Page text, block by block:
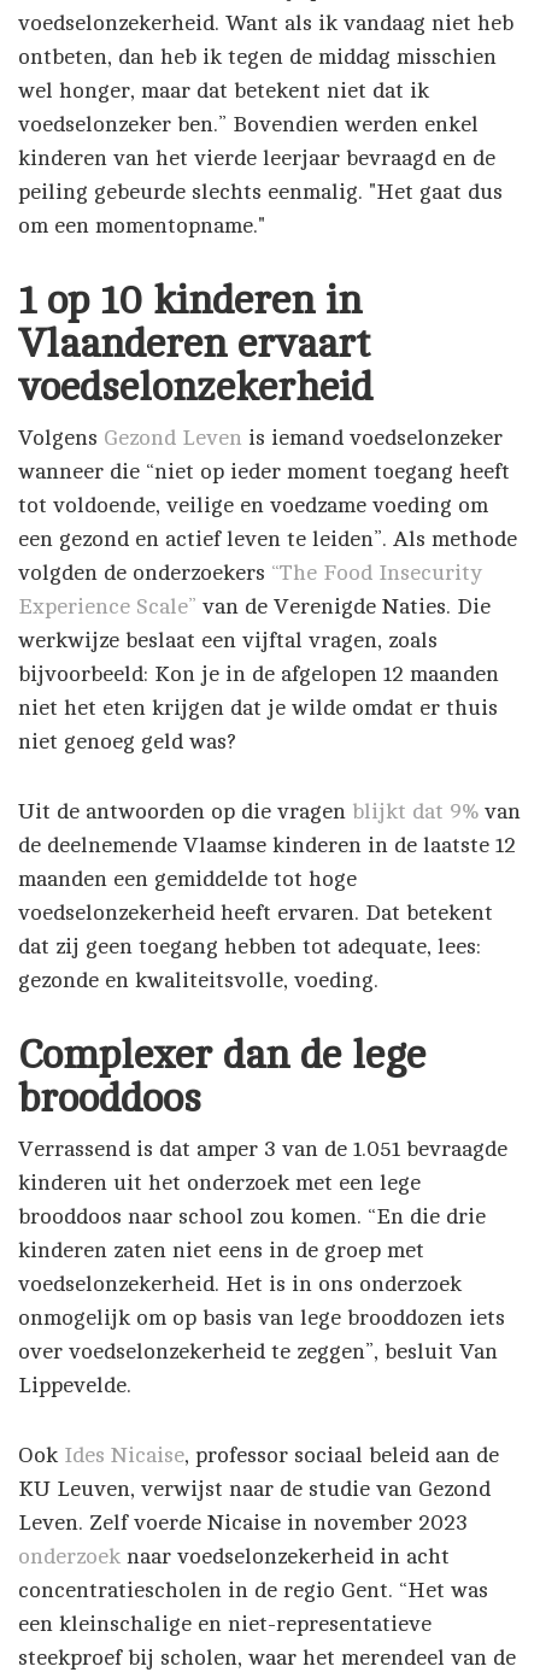
voedselonzekerheid. Want als ik vandaag niet heb
ontbeten, dan heb ik tegen de middag misschien
wel honger, maar dat betekent niet dat ik
voedselonzeker ben.” Bovendien werden enkel
kinderen van het vierde leerjaar bevraagd en de
peiling gebeurde slechts eenmalig. "Het gaat dus
om een momentopname."
1 op 10 kinderen in
Vlaanderen ervaart
voedselonzekerheid
Volgens Gezond Leven is iemand voedselonzeker
wanneer die “niet op ieder moment toegang heeft
tot voldoende, veilige en voedzame voeding om
een gezond en actief leven te leiden”. Als methode
volgden de onderzoekers “The Food Insecurity
Experience Scale” van de Verenigde Naties. Die
werkwijze beslaat een vijftal vragen, zoals
bijvoorbeeld: Kon je in de afgelopen 12 maanden
niet het eten krijgen dat je wilde omdat er thuis
niet genoeg geld was?
Uit de antwoorden op die vragen blijkt dat 9% van
de deelnemende Vlaamse kinderen in de laatste 12
maanden een gemiddelde tot hoge
voedselonzekerheid heeft ervaren. Dat betekent
dat zij geen toegang hebben tot adequate, lees:
gezonde en kwaliteitsvolle, voeding.
Complexer dan de lege
brooddoos
Verrassend is dat amper 3 van de 1.051 bevraagde
kinderen uit het onderzoek met een lege
brooddoos naar school zou komen. “En die drie
kinderen zaten niet eens in de groep met
voedselonzekerheid. Het is in ons onderzoek
onmogelijk om op basis van lege brooddozen iets
over voedselonzekerheid te zeggen”, besluit Van
Lippevelde.
Ook Ides Nicaise, professor sociaal beleid aan de
KU Leuven, verwijst naar de studie van Gezond
Leven. Zelf voerde Nicaise in november 2023
onderzoek naar voedselonzekerheid in acht
concentratiescholen in de regio Gent. “Het was
een kleinschalige en niet-representatieve
steekproef bij scholen, waar het merendeel van de